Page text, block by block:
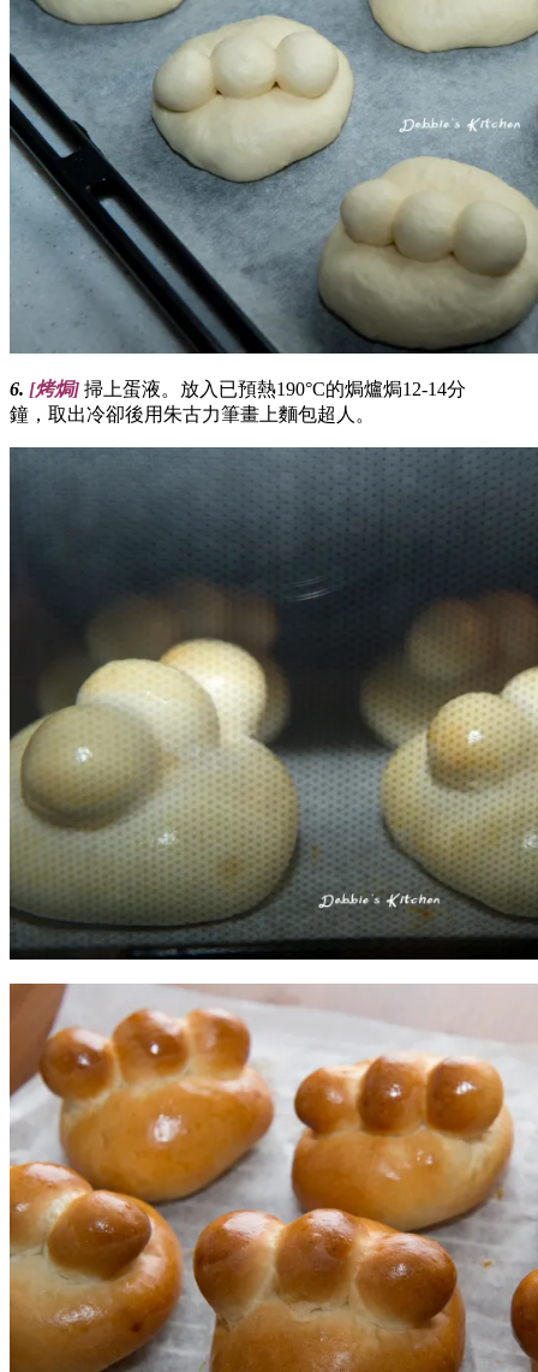
6. [烤焗] 掃上蛋液。放入已預熱190°C的焗爐焗12-14分
鐘，取出冷卻後用朱古力筆畫上麵包超人。